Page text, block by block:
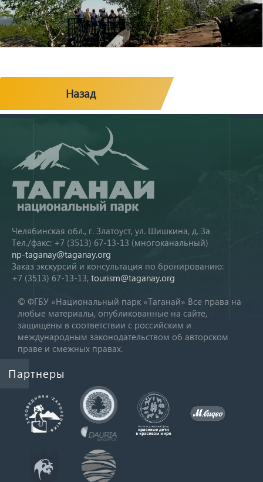
Назад
Челябинская обл., г. Златоуст, ул. Шишкина, д. 3а
Тел./факс: +7 (3513) 67-13-13 (многоканальный)
np-taganay@taganay.org
Заказ экскурсий и консультация по бронированию:
+7 (3513) 67-13-13, tourism@taganay.org
© ФГБУ «Национальный парк «Таганай» Все права на
любые материалы, опубликованные на сайте,
защищены в соответствии с российским и
международным законодательством об авторском
праве и смежных правах.
Партнеры